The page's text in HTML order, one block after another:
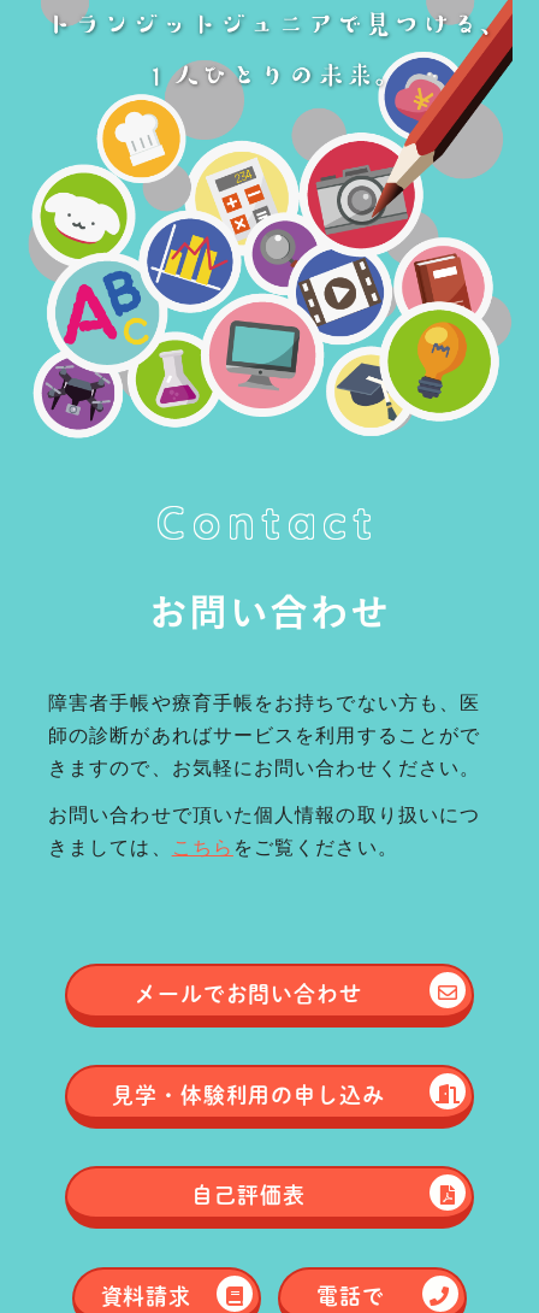
Contact
お問い合わせ
障害者手帳や療育手帳をお持ちでない方も、医
師の診断があればサービスを利用することがで
きますので、お気軽にお問い合わせください。
お問い合わせで頂いた個人情報の取り扱いにつ
きましては、
こちら をご覧ください。
メールでお問い合わせ
見学・体験利用の申し込み
自己評価表
資料請求 電話で